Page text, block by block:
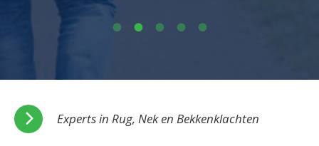
Experts in Rug, Nek en Bekkenklachten